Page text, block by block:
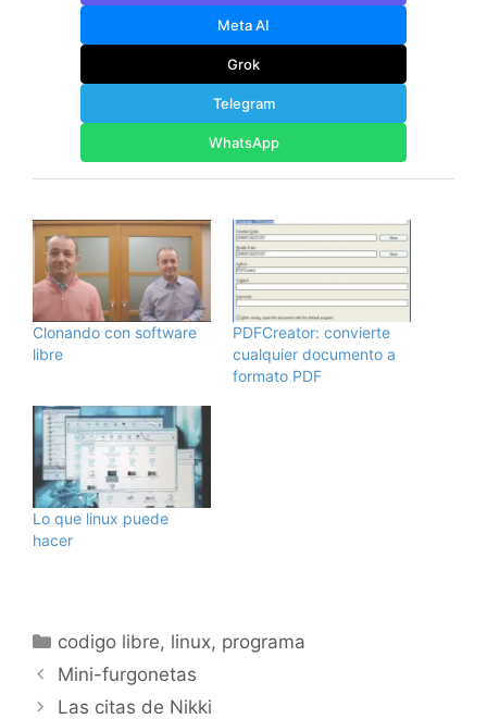
Meta AI
Grok
Telegram
WhatsApp
Clonando con software
libre
PDFCreator: convierte
cualquier documento a
formato PDF
Lo que linux puede
hacer
Categorías
codigo libre, linux, programa
Mini-furgonetas
Las citas de Nikki